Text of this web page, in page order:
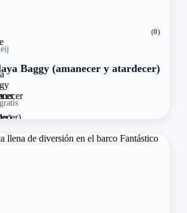
(0)
Baggy (amanecer y atardecer)